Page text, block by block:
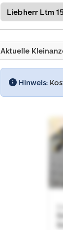
Liebherr Ltm
Aktuelle
Hinweis: